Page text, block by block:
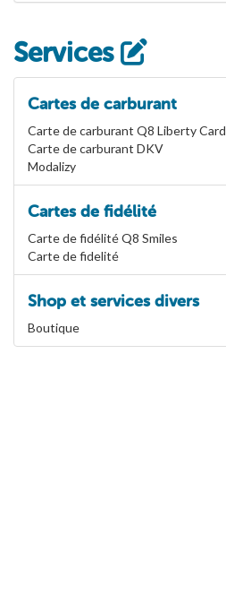
Services
Cartes de carburant
Carte de carburant Q8 Liberty Card
Carte de carburant DKV
Modalizy
Cartes de fidélité
Carte de fidélité Q8 Smiles
Carte de fidelité
Shop et services divers
Boutique